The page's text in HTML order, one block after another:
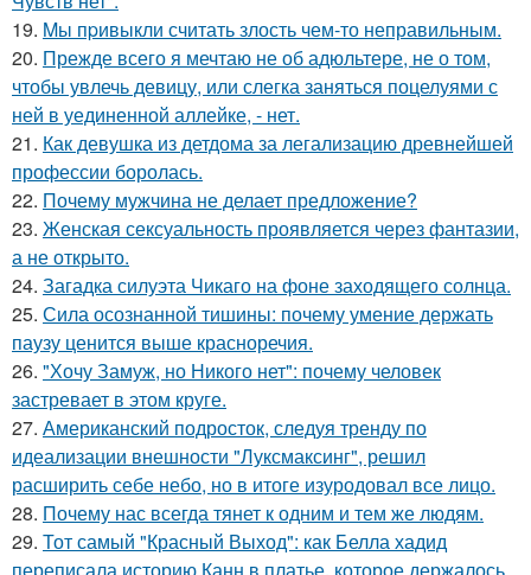
19. Mы пpивыкли считать злость чем-то неправильным.
20. Прежде всего я мечтаю не об адюльтере, не о том,
чтобы увлечь девицу, или слегка заняться поцелуями с
ней в уединенной аллейке, - нет.
21. Как девушка из детдома за легализацию древнейшей
профессии боролась.
22. Почему мужчина не делает предложение?
23. Женская сексуальность проявляется через фантазии,
а не открыто.
24. Загадка силуэта Чикаго на фоне заходящего солнца.
25. Сила осознанной тишины: почему умение держать
паузу ценится выше красноречия.
26. "Хочу Замуж, но Никого нет": почему человек
застревает в этом круге.
27. Американский подросток, следуя тренду по
идеализации внешности "Луксмаксинг", решил
расширить себе небо, но в итоге изуродовал все лицо.
28. Почему нас всегда тянет к одним и тем же людям.
29. Тот самый "Красный Выход": как Белла хадид